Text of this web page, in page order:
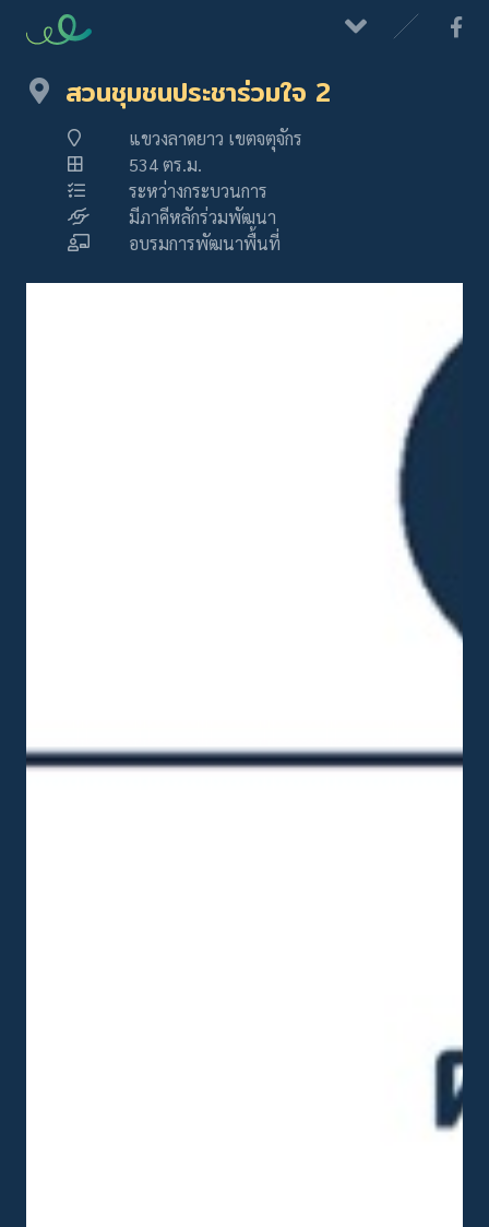
สวนชุมชนประชาร่วมใจ 2
แขวงลาดยาว เขตจตุจักร
534 ตร.ม.
ระหว่างกระบวนการ
มีภาคีหลักร่วมพัฒนา
อบรมการพัฒนาพื้นที่